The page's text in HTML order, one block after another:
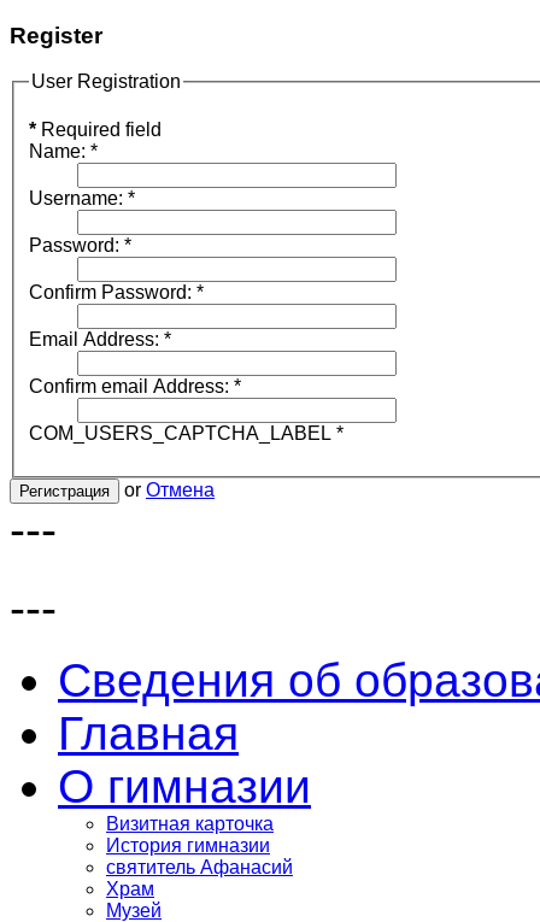
Register
User Registration
* Required field
Name: *
Username: *
Password: *
Confirm Password: *
Email Address: *
Confirm email Address: *
COM_USERS_CAPTCHA_LABEL *
Регистрация or Отмена
---
---
Сведения об
Главная
О гимназии
Визитная карточка
История гимназии
святитель Афанасий
Храм
Музей